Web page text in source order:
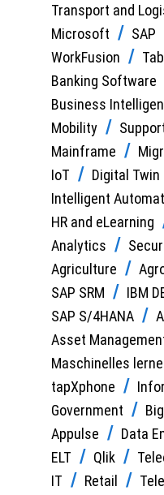
Transport and
Microsoft
SAP
WorkFusion
Banking Software
Business
Mobility
Mainframe
IoT
Digital Twin
Intelligent
HR and eLearning
Analytics
Agriculture
SAP SRM
IBM
SAP S/4HANA
Asset
Maschinelles
tapXphone
Government
Appulse
Data
ELT
Qlik
IT
Retail